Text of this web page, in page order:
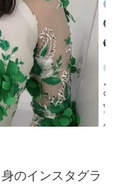
のインスタグラ